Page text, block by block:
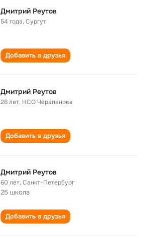
Дмитрий Реутов
54 года,Сургут
Добавить в друзья
Дмитрий Реутов
26 лет, НСО Черапанова
Добавить в друзья
Дмитрий Реутов
60 лет,Санкт-Петербург
25 школа
Добавить в друзья